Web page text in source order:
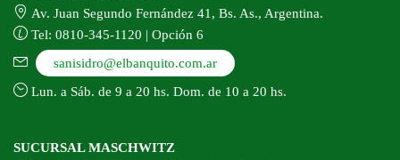
Av. Juan Segundo Fernández 41, Bs. As., Argentina.
Tel: 0810-345-1120 | Opción 6
sanisidro@elbanquito.com.ar
Lun. a Sáb. de 9 a 20 hs. Dom. de 10 a 20 hs.
SUCURSAL MASCHWITZ